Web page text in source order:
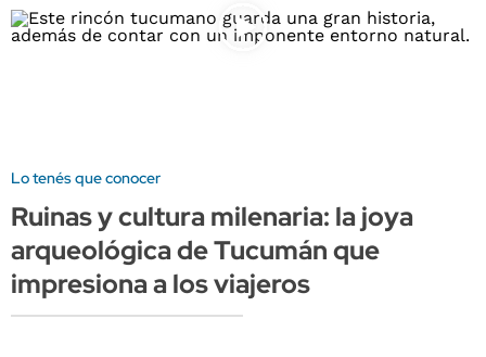
Lo tenés que conocer
Ruinas y cultura milenaria: la joya
arqueológica de Tucumán que
impresiona a los viajeros